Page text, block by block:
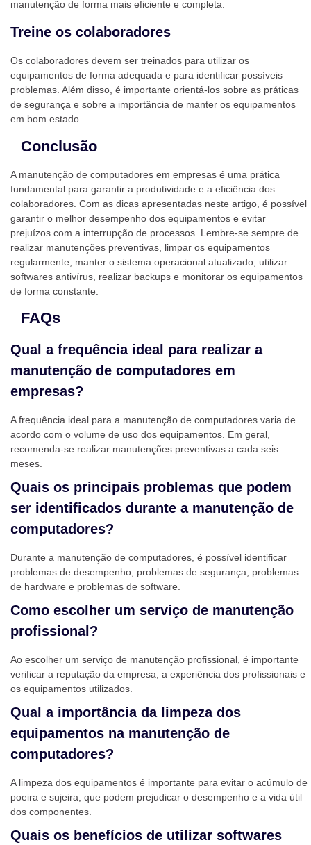
manutenção de forma mais eficiente e completa.
Treine os colaboradores
Os colaboradores devem ser treinados para utilizar os
equipamentos de forma adequada e para identificar possíveis
problemas. Além disso, é importante orientá-los sobre as práticas
de segurança e sobre a importância de manter os equipamentos
em bom estado.
Conclusão
A manutenção de computadores em empresas é uma prática
fundamental para garantir a produtividade e a eficiência dos
colaboradores. Com as dicas apresentadas neste artigo, é possível
garantir o melhor desempenho dos equipamentos e evitar
prejuízos com a interrupção de processos. Lembre-se sempre de
realizar manutenções preventivas, limpar os equipamentos
regularmente, manter o sistema operacional atualizado, utilizar
softwares antivírus, realizar backups e monitorar os equipamentos
de forma constante.
FAQs
Qual a frequência ideal para realizar a
manutenção de computadores em
empresas?
A frequência ideal para a manutenção de computadores varia de
acordo com o volume de uso dos equipamentos. Em geral,
recomenda-se realizar manutenções preventivas a cada seis
meses.
Quais os principais problemas que podem
ser identificados durante a manutenção de
computadores?
Durante a manutenção de computadores, é possível identificar
problemas de desempenho, problemas de segurança, problemas
de hardware e problemas de software.
Como escolher um serviço de manutenção
profissional?
Ao escolher um serviço de manutenção profissional, é importante
verificar a reputação da empresa, a experiência dos profissionais e
os equipamentos utilizados.
Qual a importância da limpeza dos
equipamentos na manutenção de
computadores?
A limpeza dos equipamentos é importante para evitar o acúmulo de
poeira e sujeira, que podem prejudicar o desempenho e a vida útil
dos componentes.
Quais os benefícios de utilizar softwares